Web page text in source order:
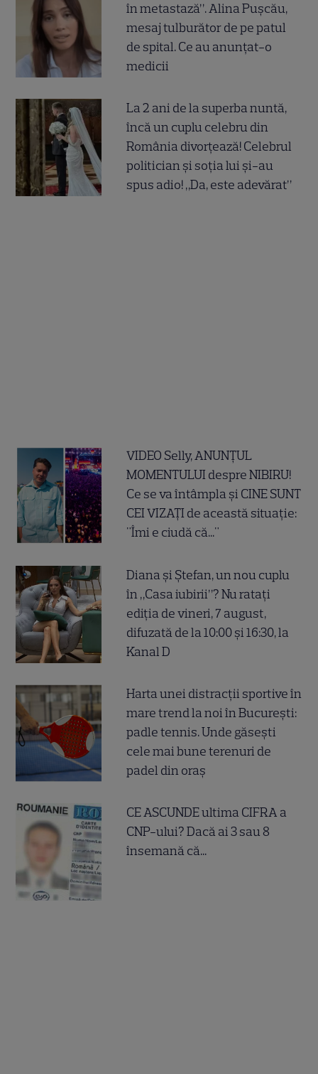
în metastază”. Alina Pușcău,
mesaj tulburător de pe patul
de spital. Ce au anunțat-o
medicii
La 2 ani de la superba nuntă,
încă un cuplu celebru din
România divorțează! Celebrul
politician și soția lui și-au
spus adio! „Da, este adevărat”
VIDEO Selly, ANUNȚUL
MOMENTULUI despre NIBIRU!
Ce se va întâmpla și CINE SUNT
CEI VIZAȚI de această situație:
"Îmi e ciudă că..."
Diana și Ștefan, un nou cuplu
în „Casa iubirii”? Nu ratați
ediția de vineri, 7 august,
difuzată de la 10:00 și 16:30, la
Kanal D
Harta unei distracții sportive în
mare trend la noi în București:
padle tennis. Unde găsești
cele mai bune terenuri de
padel din oraș
CE ASCUNDE ultima CIFRA a
CNP-ului? Dacă ai 3 sau 8
însemană că...